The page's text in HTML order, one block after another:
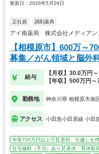
更新日：2026年5月26日
正社員 調剤薬局
アイ南薬局 株式会社メディアン
【相模原市】600万～
募集／がん領域と脳外
給与
【月収】30.0万円
【年収】500万円
勤務地 神奈川県 相模原市南
アクセス 小田急小田原線 小田
年収700万円以上可 原則、引越しを
住宅補助（手当）あり
産休・育休取